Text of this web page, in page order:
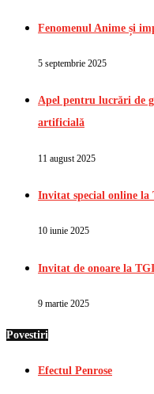
Fenomenul Anime și
5 septembrie 2025
Apel pentru lucrări de
artificială
11 august 2025
Invitat special online la
10 iunie 2025
Invitat de onoare la
9 martie 2025
Povestiri
Efectul Penrose